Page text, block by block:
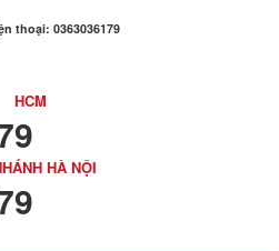
thoại: 0363036179
HCM
HÀ NỘI